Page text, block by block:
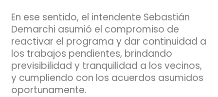
En ese sentido, el intendente Sebastián
Demarchi asumió el compromiso de
reactivar el programa y dar continuidad a
los trabajos pendientes, brindando
previsibilidad y tranquilidad a los vecinos,
y cumpliendo con los acuerdos asumidos
oportunamente.